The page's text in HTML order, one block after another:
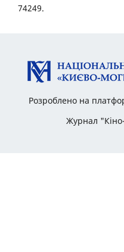
74249.
Розроблено на
Журнал